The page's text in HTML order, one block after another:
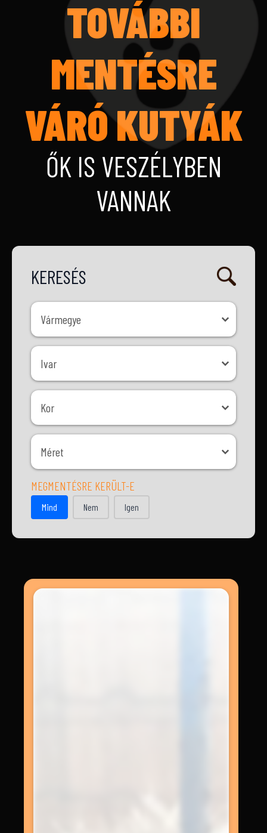
TOVÁBBI
MENTÉSRE
VÁRÓ KUTYÁK
ŐK IS VESZÉLYBEN
VANNAK
KERESÉS
Vármegye
Vármegye
Ivar
Ivar
Kor
Kor
Méret
Méret
MEGMENTÉSRE KERÜLT-E
MEGMENTÉSRE KERÜLT-E
Mind Nem Igen